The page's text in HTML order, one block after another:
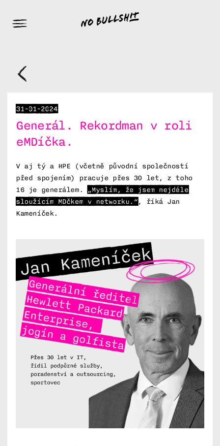
31-01-2024
Generál. Rekordman v roli
eMDíčka.
V aj tý a HPE (včetně původní společností
před spojením) pracuje přes 30 let, z toho
16 je generálem.„Myslím, že jsem nejdéle
sloužícím MDčkem v networku.“, říká Jan
Kameníček.